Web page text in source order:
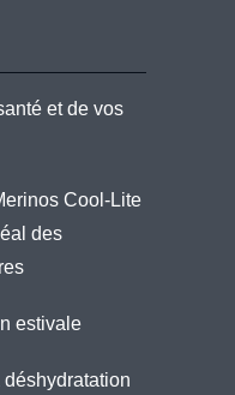
et de vos
Cool-Lite
des
estivale